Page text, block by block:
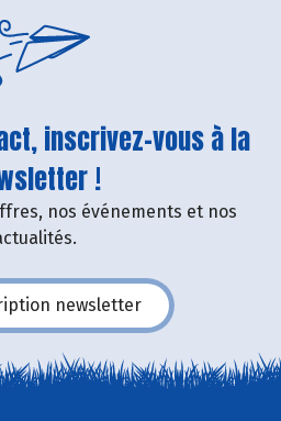
inscrivez-vous à la
!
nos événements et nos
newsletter